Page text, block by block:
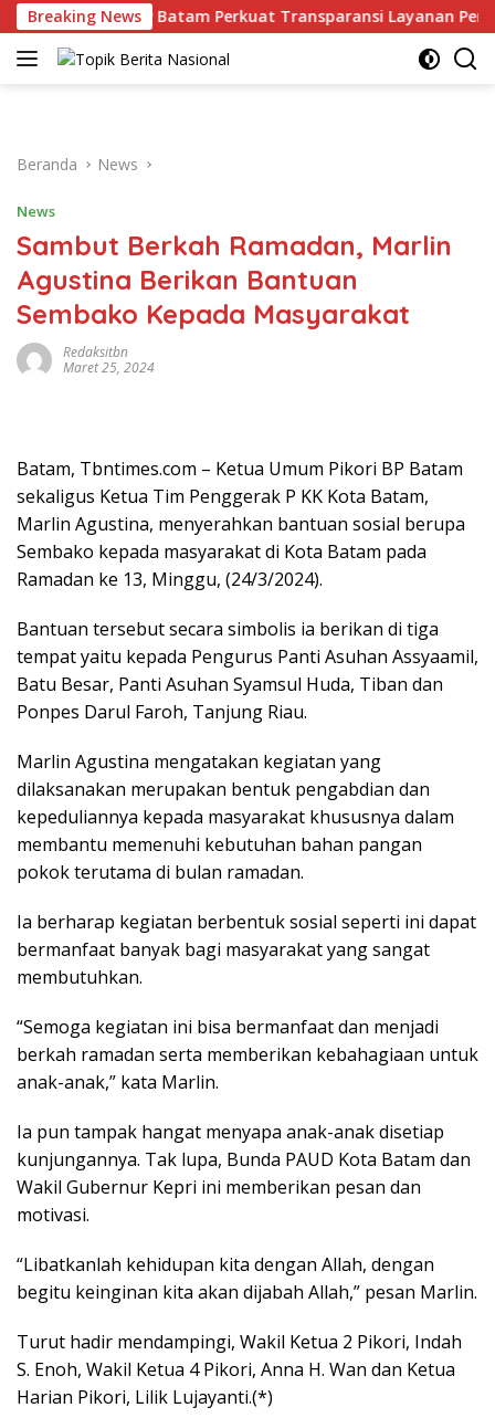
Langsung
ke
konten
Breaking NewsBP Batam Perkuat Transparansi Layanan
Beranda News
News
Sambut Berkah Ramadan, Marlin
Agustina Berikan Bantuan
Sembako Kepada Masyarakat
Redaksitbn
Maret 25, 2024
Batam, Tbntimes.com – Ketua Umum Pikori BP Batam
sekaligus Ketua Tim Penggerak P KK Kota Batam,
Marlin Agustina, menyerahkan bantuan sosial berupa
Sembako kepada masyarakat di Kota Batam pada
Ramadan ke 13, Minggu, (24/3/2024).
Bantuan tersebut secara simbolis ia berikan di tiga
tempat yaitu kepada Pengurus Panti Asuhan Assyaamil,
Batu Besar, Panti Asuhan Syamsul Huda, Tiban dan
Ponpes Darul Faroh, Tanjung Riau.
Marlin Agustina mengatakan kegiatan yang
dilaksanakan merupakan bentuk pengabdian dan
kepeduliannya kepada masyarakat khususnya dalam
membantu memenuhi kebutuhan bahan pangan
pokok terutama di bulan ramadan.
Ia berharap kegiatan berbentuk sosial seperti ini dapat
bermanfaat banyak bagi masyarakat yang sangat
membutuhkan.
“Semoga kegiatan ini bisa bermanfaat dan menjadi
berkah ramadan serta memberikan kebahagiaan untuk
anak-anak,” kata Marlin.
Ia pun tampak hangat menyapa anak-anak disetiap
kunjungannya. Tak lupa, Bunda PAUD Kota Batam dan
Wakil Gubernur Kepri ini memberikan pesan dan
motivasi.
“Libatkanlah kehidupan kita dengan Allah, dengan
begitu keinginan kita akan dijabah Allah,” pesan Marlin.
Turut hadir mendampingi, Wakil Ketua 2 Pikori, Indah
S. Enoh, Wakil Ketua 4 Pikori, Anna H. Wan dan Ketua
Harian Pikori, Lilik Lujayanti.(*)